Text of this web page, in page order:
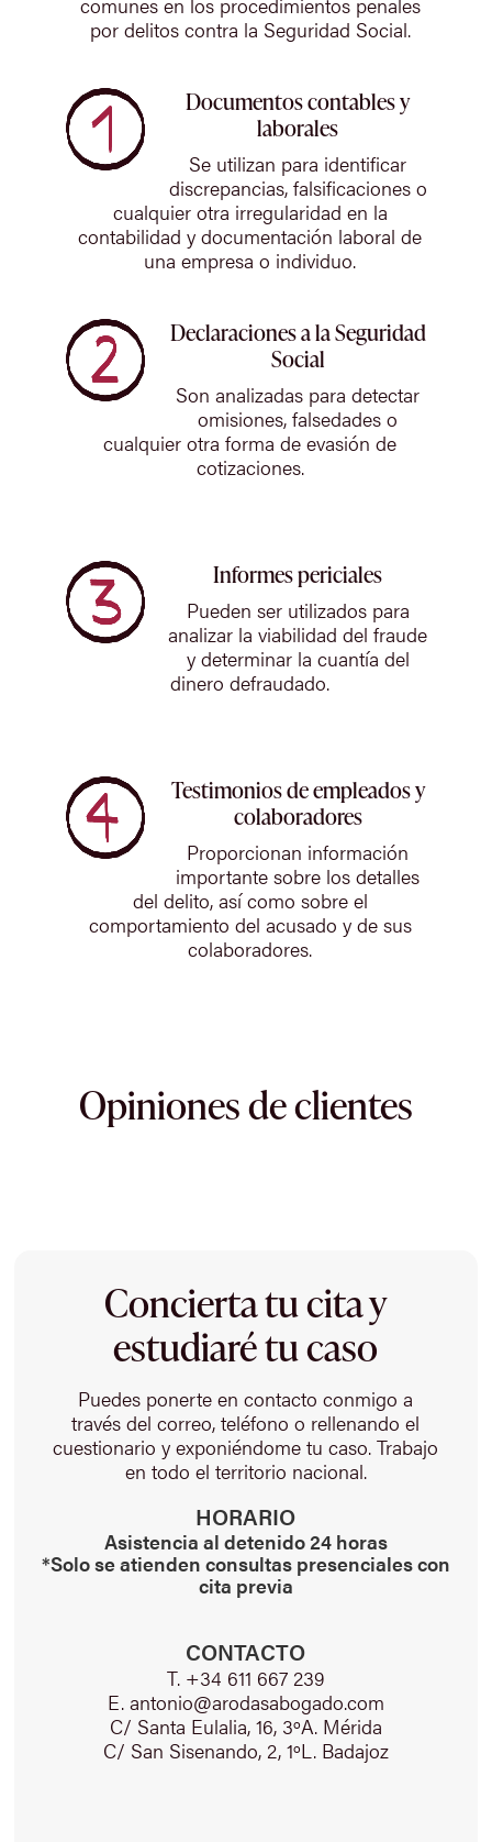
por delitos contra la Seguridad Social.
Documentos contables y
laborales
Se utilizan para identificar
discrepancias, falsificaciones o
cualquier otra irregularidad en la
contabilidad y documentación laboral de
una empresa o individuo.
Declaraciones a la Seguridad
Social
Son analizadas para detectar
omisiones, falsedades o
cualquier otra forma de evasión de
cotizaciones.
Informes periciales
Pueden ser utilizados para
analizar la viabilidad del fraude
y determinar la cuantía del
dinero defraudado.
Testimonios de empleados y
colaboradores
Proporcionan información
importante sobre los detalles
del delito, así como sobre el
comportamiento del acusado y de sus
colaboradores.
Opiniones de clientes
Concierta tu cita y
estudiaré tu caso
Puedes ponerte en contacto conmigo a
través del correo, teléfono o rellenando el
cuestionario y exponiéndome tu caso. Trabajo
en todo el territorio nacional.
HORARIO
Asistencia al detenido 24 horas
*Solo se atienden consultas presenciales con
cita previa
CONTACTO
T. +34 611 667 239
E. antonio@arodasabogado.com
C/ Santa Eulalia, 16, 3ºA. Mérida
C/ San Sisenando, 2, 1ºL. Badajoz